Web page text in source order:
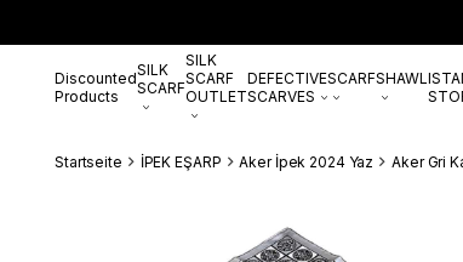
Discounted
Products
SILK
SCARF
SILK
SCARF
OUTLET
DEFECTIVE
SCARVES
SCARFSHAWL
Startseite İPEK EŞARP Aker İpek 2024 Yaz Aker Gri